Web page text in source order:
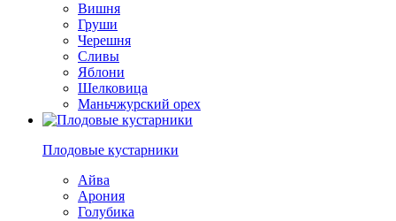
Вишня
Груши
Черешня
Сливы
Яблони
Шелковица
Маньчжурский орех
Плодовые кустарники
Айва
Арония
Голубика